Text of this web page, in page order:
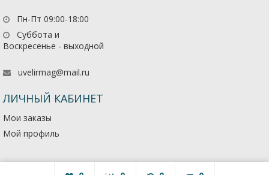
Пн-Пт 09:00-18:00
Суббота и
Воскресенье - выходной
uvelirmag@mail.ru
ЛИЧНЫЙ КАБИНЕТ
Мои заказы
Мой профиль